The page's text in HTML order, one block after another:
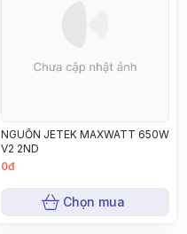
NGUỒN JETEK MAXWATT 650W
V2 2ND
0đ
Chọn mua